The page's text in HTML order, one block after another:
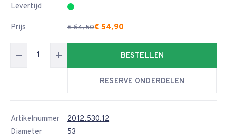
Levertijd
Prijs € 64,50€ 54,90
BESTELLEN
RESERVE ONDERDELEN
Artikelnummer
2012.530.12
Diameter
53